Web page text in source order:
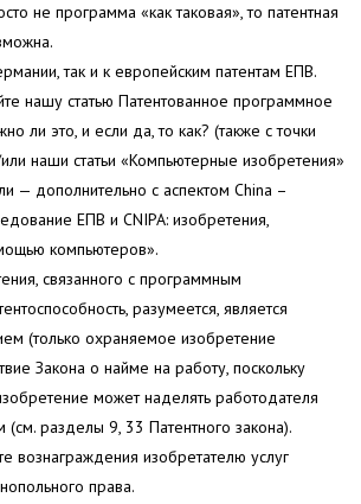
не программа «как таковая», то патентная
так и к европейским патентам ЕПВ.
нашу статью Патентованное программное
ли это, и если да, то как? (также с точки
наши статьи «Компьютерные изобретения»
— дополнительно с аспектом China –
ЕПВ и CNIPA: изобретения,
компьютеров».
связанного с программным
разумеется, является
(только охраняемое изобретение
Закона о найме на работу, поскольку
может наделять работодателя
разделы 9, 33 Патентного закона).
вознаграждения изобретателю услуг
права.